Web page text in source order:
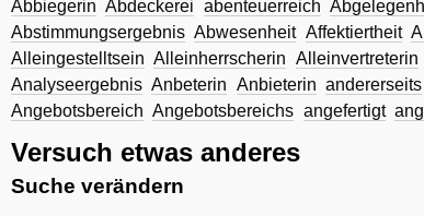
Abbiegerin Abdeckerei abenteuerreich
Abstimmungsergebnis Abwesenheit Affektiertheit
Alleingestelltsein Alleinherrscherin Alleinvertreterin
Analyseergebnis Anbeterin Anbieterin andererseits
Angebotsbereich Angebotsbereichs angefertigt
Versuch etwas anderes
Suche verändern